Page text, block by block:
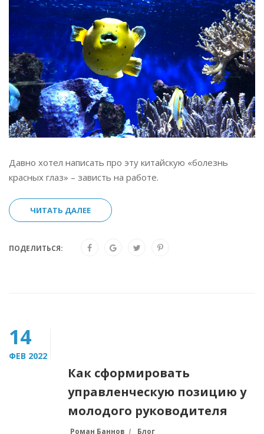
Давно хотел написать про эту китайскую «болезнь
красных глаз» – зависть на работе.
ЧИТАТЬ ДАЛЕЕ
ПОДЕЛИТЬСЯ:
14
ФЕВ 2022
Как сформировать
управленческую позицию у
молодого руководителя
Роман Баннов Блог